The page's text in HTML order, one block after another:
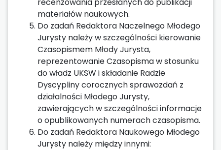
materiałów naukowych.
Do zadań Redaktora Naczelnego Młodego
Jurysty należy w szczególności kierowanie
Czasopismem Młody Jurysta,
reprezentowanie Czasopisma w stosunku
do władz UKSW i składanie Radzie
Dyscypliny corocznych sprawozdań z
działalności Młodego Jurysty,
zawierających w szczególności informacje
o opublikowanych numerach czasopisma.
Do zadań Redaktora Naukowego Młodego
Jurysty należy między innymi: